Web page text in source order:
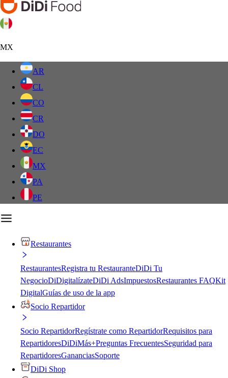
MX
AR
CL
CO
CR
DO
EC
MX
PA
PE
Restaurantes
RestaurantesRegistra tu RestauranteDiDi Tu
NegocioDiDigitalízateDiDi AdsImpuestosRestaurantes FAQKit
DigitalGuías de uso de la app
Socio Repartidor
Socio RepartidorRegístrate como RepartidorRequisitos para
RepartidoresDiDiMás+Preguntas FrecuentesSeguridad para
RepartidoresGananciasSoporte
DiDi Shop